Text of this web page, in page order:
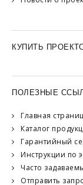
КУПИТЬ
ПОЛЕЗНЫЕ
Главная
Каталог
Гарантийный
Инструкции по
Часто
Отправить